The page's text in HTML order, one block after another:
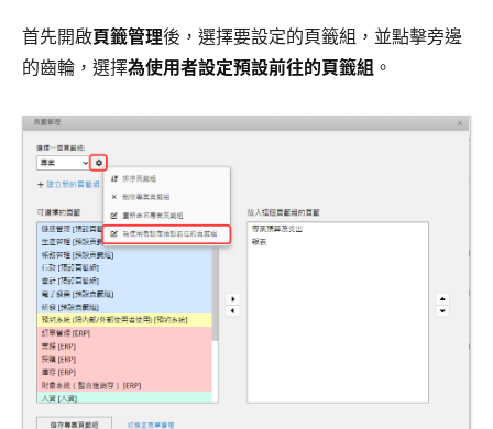
首先開啟頁籤管理後，選擇要設定的頁籤組，並點擊旁邊
的齒輪，選擇為使用者設定預設前往的頁籤組 。